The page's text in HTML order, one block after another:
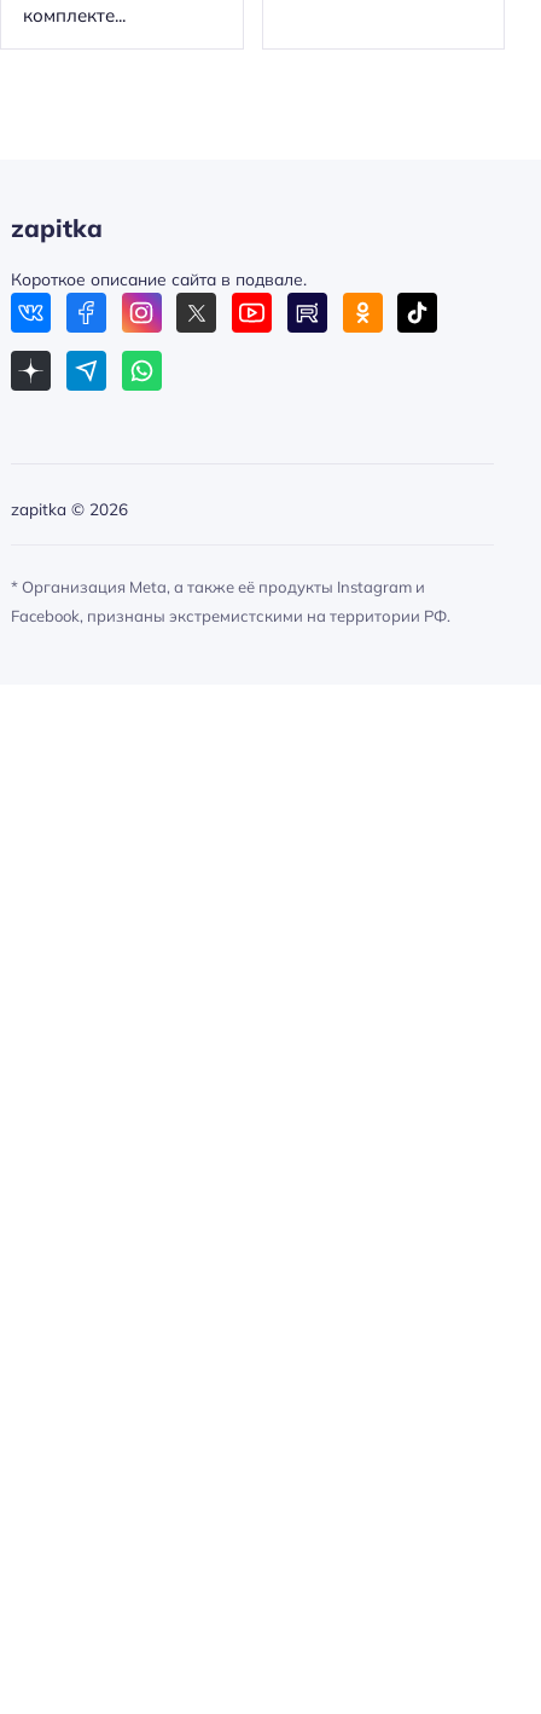
комплекте...
zapitka
Короткое описание сайта в подвале.
zapitka © 2026
* Организация Meta, а также её продукты Instagram и
Facebook, признаны экстремистскими на территории РФ.